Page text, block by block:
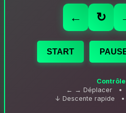
← ↻
START
← → Déplacer •
↓ Descente rapide